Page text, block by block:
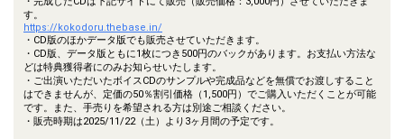
す。
https://kokodoru.thebase.in/
・CD版のほかデータ版でも販売させていただきます。
・CD版、データ版ともに1枚につき500円のバックがあります。お支払い方法な
どは特典獲得者にのみお知らせいたします。
・ご出演いただいたボイスCDのサンプルや完成品などを無償でお渡しすること
はできませんが、定価の50％割引価格（1,500円）でご購入いただくことが可能
です。また、手売りを希望される方は別途ご相談ください。
・販売時期は2025/11/22（土）より3ヶ月間の予定です。